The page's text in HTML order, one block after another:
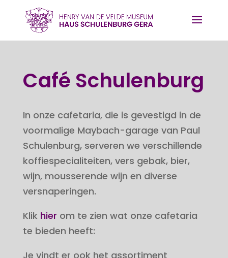
Café Schulenburg
In onze cafetaria, die is gevestigd in de
voormalige Maybach-garage van Paul
Schulenburg, serveren we verschillende
koffiespecialiteiten, vers gebak, bier,
wijn, mousserende wijn en diverse
versnaperingen.
Klik hier om te zien wat onze cafetaria
te bieden heeft:
Je vindt er ook het assortiment